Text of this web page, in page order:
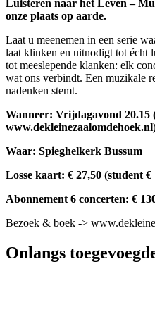
Luisteren naar het Leven –
onze plaats op aarde.
Laat u meenemen in een serie
laat klinken en uitnodigt tot écht
tot meeslepende klanken: elk
wat ons verbindt. Een muzikale
nadenken stemt.
Wanneer: Vrijdagavond 20.15
Waar: Spieghelkerk Bussum
Losse kaart: € 27,50 (student €
Abonnement 6 concerten: €
Bezoek & boek ->
Onlangs